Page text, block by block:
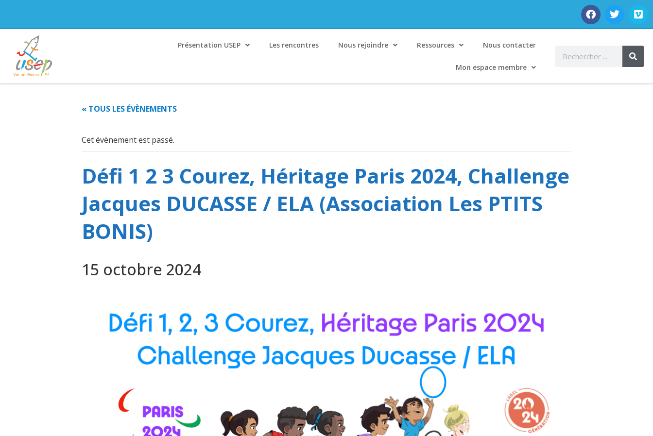
Présentation USEP Les rencontres Nous rejoindre Ressources Nous contacter
Mon espace membre
« TOUS LES ÉVÈNEMENTS
Cet évènement est passé.
Défi 1 2 3 Courez, Héritage Paris 2024, Challenge
Jacques DUCASSE / ELA (Association Les PTITS
BONIS)
15 octobre 2024